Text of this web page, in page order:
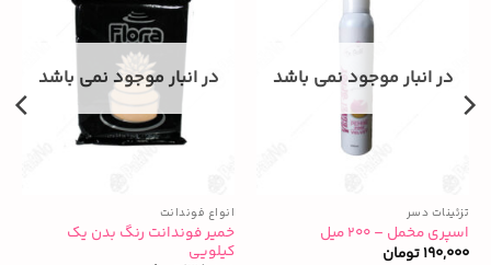
در انبار موجود نمی باشد
تزئینات دسر
اسپری مخمل – ۲۰۰ میل
190,000تومان
در انبار موجود نمی باشد
انواع فوندانت
خمیر فوندانت رنگ بدن یک
کیلویی